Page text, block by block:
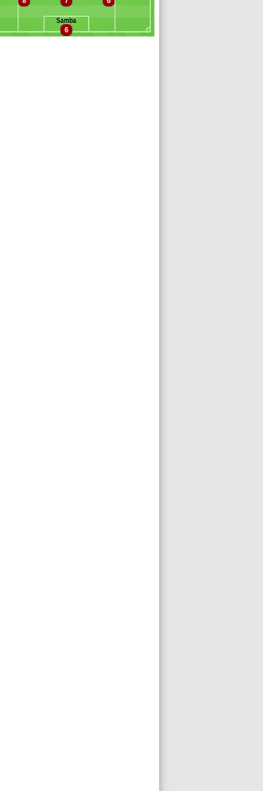
6
Samba